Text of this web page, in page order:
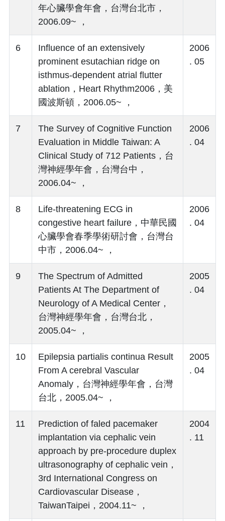
年心臟學會年會，台灣台北市，
2006.09~ ，
6
Influence of an extensively
prominent esutachian ridge on
isthmus-dependent atrial flutter
ablation，Heart Rhythm2006，美
國波斯頓，2006.05~ ，
2006
. 05
7
The Survey of Cognitive Function
Evaluation in Middle Taiwan: A
Clinical Study of 712 Patients，台
灣神經學年會，台灣台中，
2006.04~ ，
2006
. 04
8
Life-threatening ECG in
congestive heart failure，中華民國
心臟學會春季學術研討會，台灣台
中市，2006.04~ ，
2006
. 04
9
The Spectrum of Admitted
Patients At The Department of
Neurology of A Medical Center，
台灣神經學年會，台灣台北，
2005.04~ ，
2005
. 04
10
Epilepsia partialis continua Result
From A cerebral Vascular
Anomaly，台灣神經學年會，台灣
台北，2005.04~ ，
2005
. 04
11
Prediction of faled pacemaker
implantation via cephalic vein
approach by pre-procedure duplex
ultrasonography of cephalic vein，
3rd International Congress on
Cardiovascular Disease，
TaiwanTaipei，2004.11~ ，
2004
. 11